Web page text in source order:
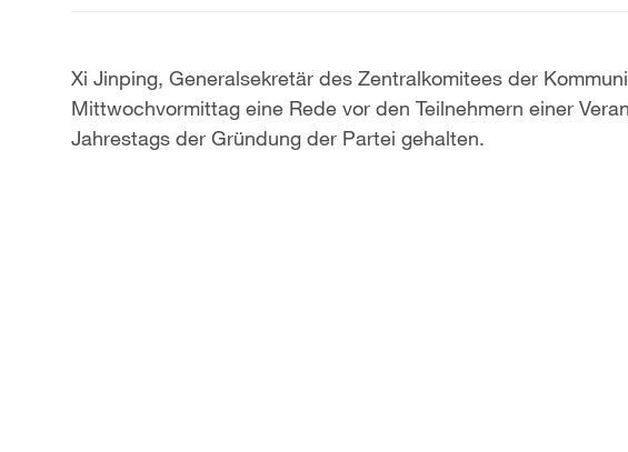
Xi Jinping, Generalsekretär des Zentralkomitees der
Mittwochvormittag eine Rede vor den Teilnehmern einer
Jahrestags der Gründung der Partei gehalten.